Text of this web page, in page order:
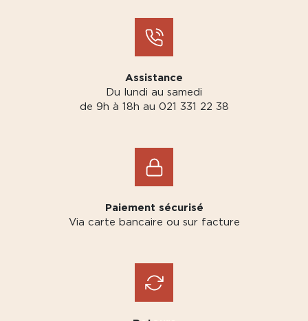
Assistance
Du lundi au samedi
de 9h à 18h au 021 331 22 38
Paiement sécurisé
Via carte bancaire ou sur facture